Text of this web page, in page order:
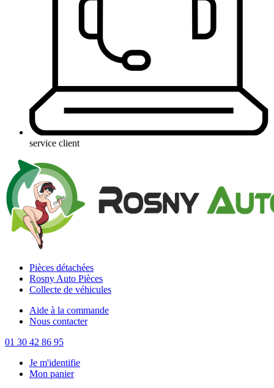
service client
Pièces détachées
Rosny Auto Pièces
Collecte de véhicules
Aide à la commande
Nous contacter
01 30 42 86 95
Je m'identifie
Mon panier